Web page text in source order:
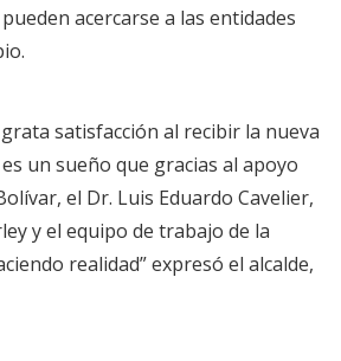
acercarse a las entidades
satisfacción al recibir la nueva
un sueño que gracias al apoyo
el Dr. Luis Eduardo Cavelier,
y el equipo de trabajo de la
realidad” expresó el alcalde,